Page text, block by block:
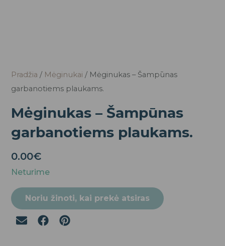
Pradžia / Mėginukai / Mėginukas – Šampūnas
garbanotiems plaukams.
Mėginukas – Šampūnas
garbanotiems plaukams.
0.00€
Neturime
Noriu žinoti, kai prekė atsiras